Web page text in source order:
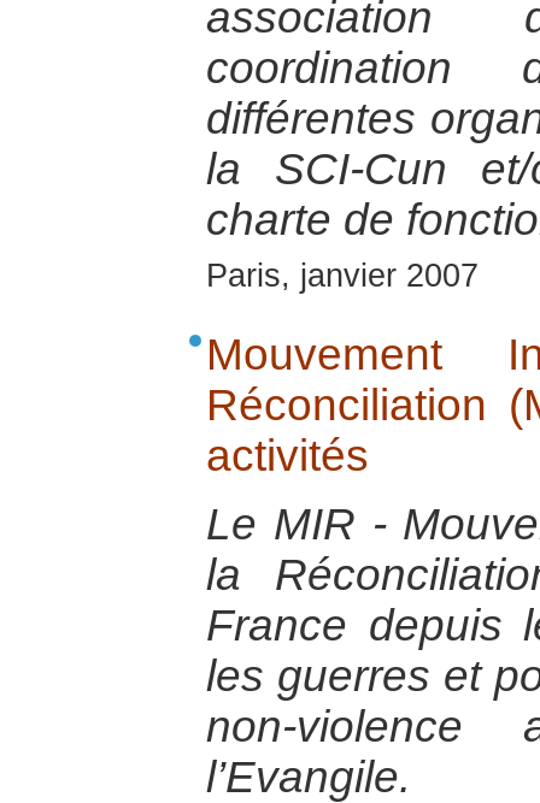
différentes
la SCI-Cun
charte de
Paris, janvier 2007
Mouvement
Réconciliation
activités
Le MIR -
la
France depuis
les guerres et
non-violence
l’Evangile.